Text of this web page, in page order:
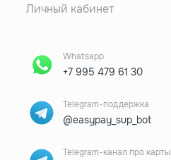
Личный кабинет
Whatsapp
+7 995 479 61 30
Telegram-поддержка
@easypay_sup_bot
Telegram-канал про карты